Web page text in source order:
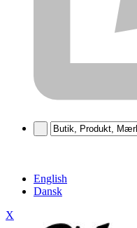
English
Dansk
X